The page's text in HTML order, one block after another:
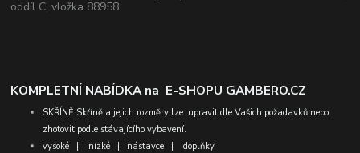
oddíl C, vložka 88958
KOMPLETNÍ NABÍDKA na E-SHOPU GAMBERO.CZ
SKŘÍNĚ Skříně a jejich rozměry lze upravit dle Vašich požadavků nebo
zhotovit podle stávajícího vybavení.
vysoké
nízké nástavce |doplňky